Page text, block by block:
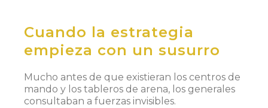
Cuando la estrategia
empieza con un susurro
Mucho antes de que existieran los centros de
mando y los tableros de arena, los generales
consultaban a fuerzas invisibles.